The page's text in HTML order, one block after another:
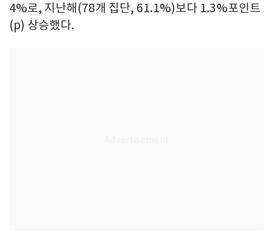
4%로, 지난해(78개 집단, 61.1%)보다 1.3%포인트
(p) 상승했다.